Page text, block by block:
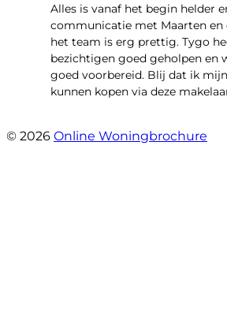
Alles is vanaf het begin helder
communicatie met Maarten en
het team is erg prettig. Tygo
bezichtigen goed geholpen en
goed voorbereid. Blij dat ik
kunnen kopen via deze
© 2026 Online Woningbrochure